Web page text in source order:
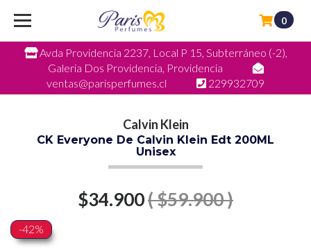
Avda Providencia 2237, Local P 15, Subterráneo (-2),
Galeria Dos Providencia, Providencia
ventas@parisperfumes.cl
229932709
0
Calvin Klein
CK Everyone De Calvin Klein Edt 200ML
Unisex
$34.900( $59.900 )
-42%